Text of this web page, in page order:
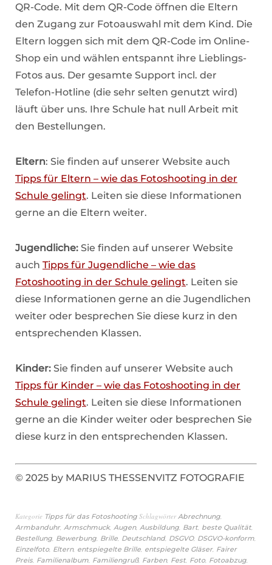
QR-Code. Mit dem QR-Code öffnen die Eltern
den Zugang zur Fotoauswahl mit dem Kind. Die
Eltern loggen sich mit dem QR-Code im Online-
Shop ein und wählen entspannt ihre Lieblings-
Fotos aus. Der gesamte Support incl. der
Telefon-Hotline (die sehr selten genutzt wird)
läuft über uns. Ihre Schule hat null Arbeit mit
den Bestellungen.
Eltern: Sie finden auf unserer Website auch
Tipps für Eltern – wie das Fotoshooting in der
Schule gelingt. Leiten sie diese Informationen
gerne an die Eltern weiter.
Jugendliche: Sie finden auf unserer Website
auch Tipps für Jugendliche – wie das
Fotoshooting in der Schule gelingt. Leiten sie
diese Informationen gerne an die Jugendlichen
weiter oder besprechen Sie diese kurz in den
entsprechenden Klassen.
Kinder: Sie finden auf unserer Website auch
Tipps für Kinder – wie das Fotoshooting in der
Schule gelingt. Leiten sie diese Informationen
gerne an die Kinder weiter oder besprechen Sie
diese kurz in den entsprechenden Klassen.
© 2025 by MARIUS THESSENVITZ FOTOGRAFIE
Kategorie Tipps für das Fotoshooting Schlagwörter Abrechnung
Armbanduhr, Armschmuck, Augen, Ausbildung Bart beste Qualität
Bestellung Bewerbung Brille Deutschland, DSGVO, DSGVO-konform
Einzelfoto, Eltern, entspiegelte Brille entspiegelte Gläser, Fairer
Preis Familienalbum Familiengruß, Farben, Fest Foto, Fotoabzug